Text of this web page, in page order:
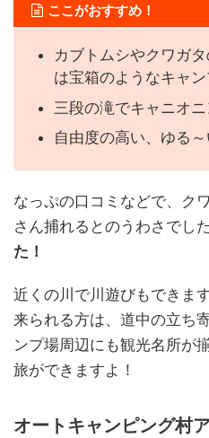
ここがおすすめ！
カブトムシやクワガ
は宝箱のようなキャ
三段の滝でキャニオ
自由度の高い、ゆる
なっぷの口コミなどで、ク
さん捕れるとのうわさでし
た！
近くの川で川遊びもできま
来られる方は、道中の立ち
ンプ場周辺にも観光名所が
旅ができますよ！
オートキャンピング村